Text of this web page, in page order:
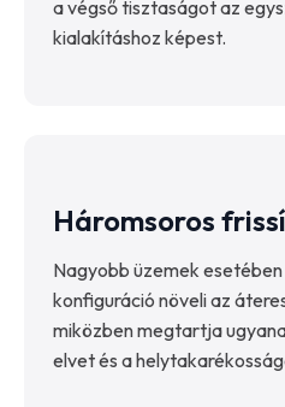
a végső tisztaságot az
kialakításhoz képest.
Háromsoros
Nagyobb üzemek
konfiguráció növeli az
miközben megtartja
elvet és a